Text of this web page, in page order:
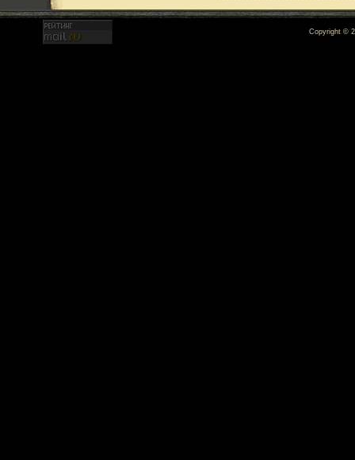
Copyright ©